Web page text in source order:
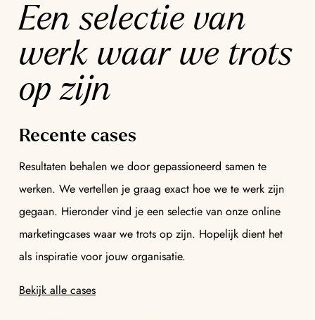
Een selectie van
werk waar we trots
op zijn
Recente cases
Resultaten behalen we door gepassioneerd samen te
werken. We vertellen je graag exact hoe we te werk zijn
gegaan. Hieronder vind je een selectie van onze online
marketingcases waar we trots op zijn. Hopelijk dient het
als inspiratie voor jouw organisatie.
Bekijk alle cases